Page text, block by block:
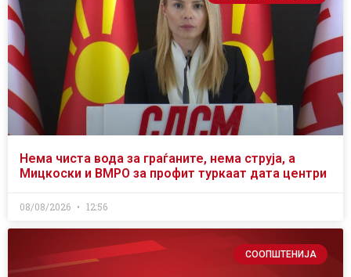
Нема чиста вода за граѓаните, нема струја, а
Мицкоски и ВМРО за профит туркаат дата центри
08/08/2026 12:56
СООПШТЕНИЈА